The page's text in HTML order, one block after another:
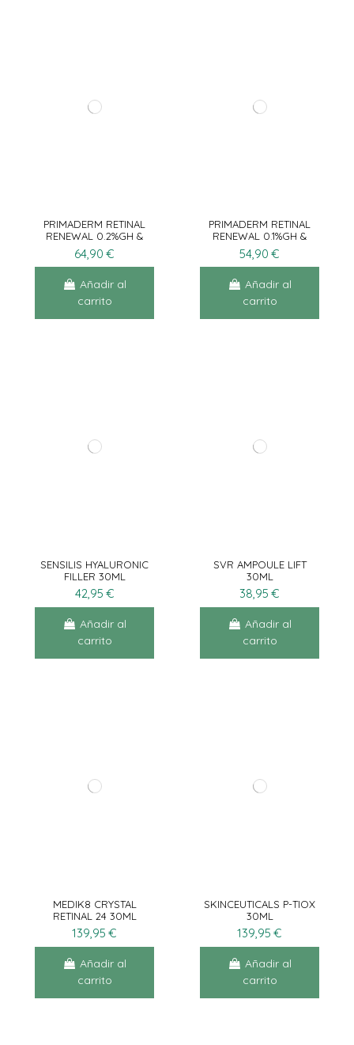
PRIMADERM RETINAL
RENEWAL 0.2%GH &
PEPTIDE 30ML
64,90 €
Añadir al
carrito
PRIMADERM RETINAL
RENEWAL 0.1%GH &
PEPTIDE 30ML
54,90 €
Añadir al
carrito
SENSILIS HYALURONIC
FILLER 30ML
42,95 €
Añadir al
carrito
SVR AMPOULE LIFT
30ML
38,95 €
Añadir al
carrito
MEDIK8 CRYSTAL
RETINAL 24 30ML
139,95 €
Añadir al
carrito
SKINCEUTICALS P-TIOX
30ML
139,95 €
Añadir al
carrito